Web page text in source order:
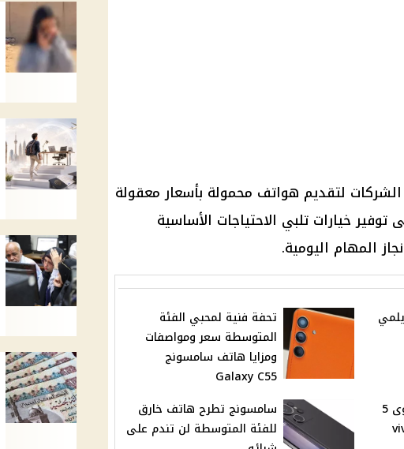
من الشركات لتقديم هواتف محمولة بأسعار معقولة
خيارات تلبي الاحتياجات الأساسية
المهام اليومية.
تحفة فنية لمحبي الفئة
المتوسطة سعر ومواصفات
ومزايا هاتف سامسونج
Galaxy C55
فيفو واي 18e الجديد أقوى 5
سامسونج تطرح هاتف خارق
للفئة المتوسطة لن تندم على